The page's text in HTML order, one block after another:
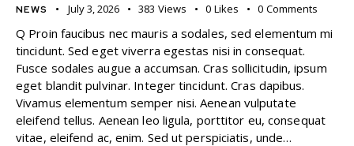
NEWS July 3, 2026 383 Views 0 Likes 0 Comments
Q Proin faucibus nec mauris a sodales, sed elementum mi
tincidunt. Sed eget viverra egestas nisi in consequat.
Fusce sodales augue a accumsan. Cras sollicitudin, ipsum
eget blandit pulvinar. Integer tincidunt. Cras dapibus.
Vivamus elementum semper nisi. Aenean vulputate
eleifend tellus. Aenean leo ligula, porttitor eu, consequat
vitae, eleifend ac, enim. Sed ut perspiciatis, unde…